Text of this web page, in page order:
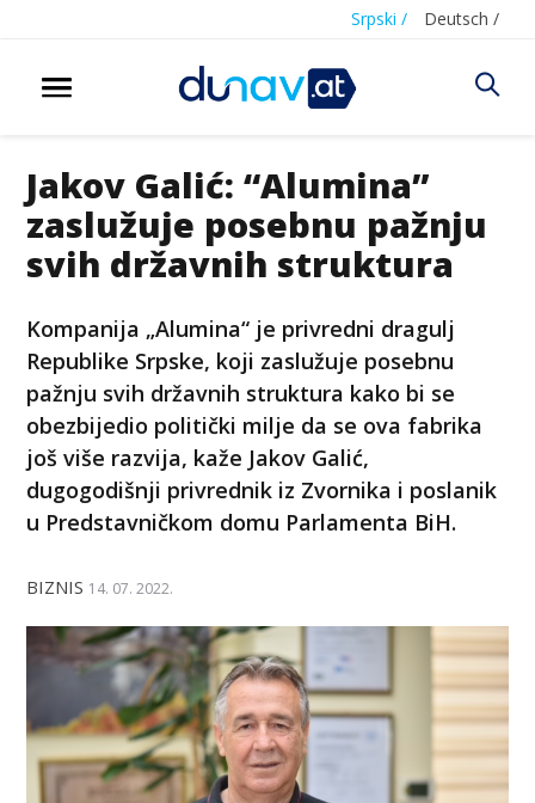
Srpski / Deutsch /
Jakov Galić: “Alumina”
zaslužuje posebnu pažnju
svih državnih struktura
Kompanija „Alumina“ je privredni dragulj
Republike Srpske, koji zaslužuje posebnu
pažnju svih državnih struktura kako bi se
obezbijedio politički milje da se ova fabrika
još više razvija, kaže Jakov Galić,
dugogodišnji privrednik iz Zvornika i poslanik
u Predstavničkom domu Parlamenta BiH.
BIZNIS 14. 07. 2022.